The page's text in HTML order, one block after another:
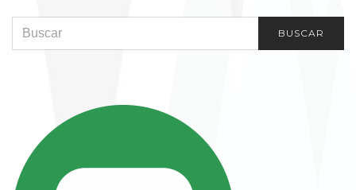
BUSCAR